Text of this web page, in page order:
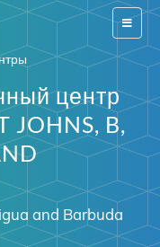
Switch
центр
JOHNS, B,
and Barbuda